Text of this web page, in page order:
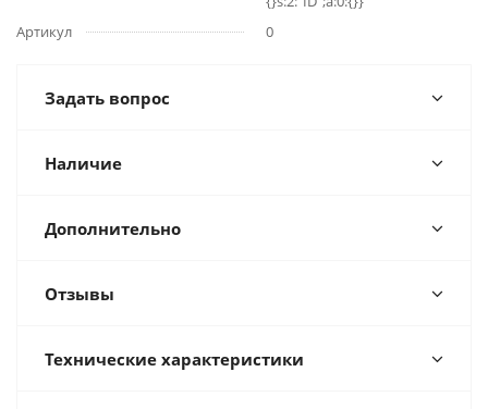
Артикул
0
Задать вопрос
Наличие
Дополнительно
Отзывы
Технические характеристики